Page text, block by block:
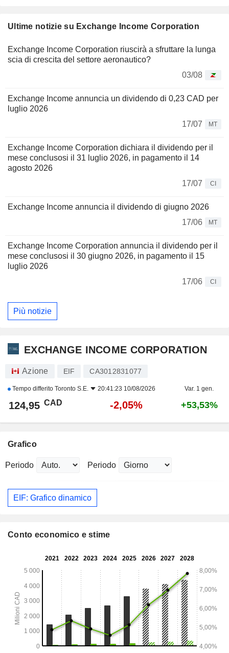
Ultime notizie su Exchange Income Corporation
Exchange Income Corporation riuscirà a sfruttare la lunga
scia di crescita del settore aeronautico?
03/08
Exchange Income annuncia un dividendo di 0,23 CAD per
luglio 2026
17/07
MT
Exchange Income Corporation dichiara il dividendo per il
mese conclusosi il 31 luglio 2026, in pagamento il 14
agosto 2026
17/07
CI
Exchange Income annuncia il dividendo di giugno 2026
17/06
MT
Exchange Income Corporation annuncia il dividendo per il
mese conclusosi il 30 giugno 2026, in pagamento il 15
luglio 2026
17/06
CI
Più notizie
EXCHANGE INCOME CORPORATION
Azione EIF CA3012831077
Tempo differito Toronto S.E. 20:41:23 10/08/2026 Var. 1 gen.
124,95 CAD -2,05% +53,53%
Grafico
Periodo Periodo
EIF: Grafico dinamico
Conto economico e stime